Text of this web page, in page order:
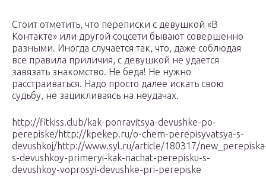
Стоит отметить, что переписки с девушкой «В
Контакте» или другой соцсети бывают совершенно
разными. Иногда случается так, что, даже соблюдая
все правила приличия, с девушкой не удается
завязать знакомство. Не беда! Не нужно
расстраиваться. Надо просто далее искать свою
судьбу, не зацикливаясь на неудачах.
http://fitkiss.club/kak-ponravitsya-devushke-po-
perepiske/http://kpekep.ru/o-chem-perepisyvatsya-s-
devushkoj/http://www.syl.ru/article/180317/
s-devushkoy-primeryi-kak-nachat-perepisku-s-
devushkoy-voprosyi-devushke-pri-perepiske